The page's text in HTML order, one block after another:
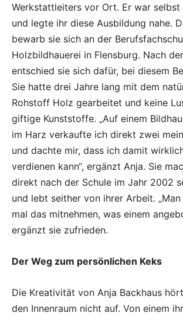
Werkstattleiters vor Ort. Er war
und legte ihr diese Ausbildung nahe.
bewarb sie sich an der
Holzbildhauerei in Flensburg. Nach
entschied sie sich dafür, bei diesem
Sie hatte drei Jahre lang mit dem
Rohstoff Holz gearbeitet und keine
giftige Kunststoffe. „Auf einem
im Harz verkaufte ich direkt zwei
und dachte mir, dass ich damit
verdienen kann“, ergänzt Anja. Sie
direkt nach der Schule im Jahr 2002
und lebt seither von ihrer Arbeit.
mal das mitnehmen, was einem
ergänzt sie zufrieden.
Der Weg zum persönlichen Keks
Die Kreativität von Anja Backhaus
den Innenraum nicht auf. Von einem